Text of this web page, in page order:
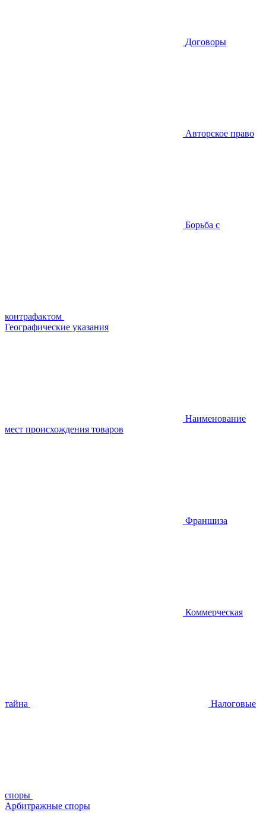
Договоры
Авторское право
Борьба с
контрафактом
Географические указания
Наименование
мест происхождения товаров
Франшиза
Коммерческая
тайна Налоговые
споры
Арбитражные споры